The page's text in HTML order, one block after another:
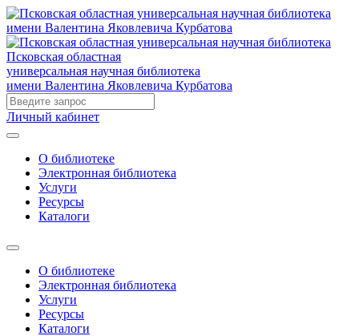
Псковская областная
универсальная научная библиотека
имени Валентина Яковлевича Курбатова
Личный кабинет
О библиотеке
Электронная библиотека
Услуги
Ресурсы
Каталоги
О библиотеке
Электронная библиотека
Услуги
Ресурсы
Каталоги